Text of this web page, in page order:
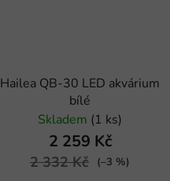
Hailea QB-30 LED akvárium
bílé
Skladem (1 ks)
2 259 Kč
2 332 Kč (–3 %)